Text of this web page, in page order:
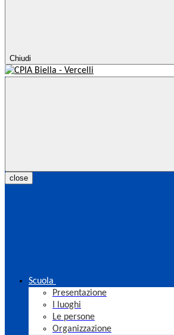
Chiudi
close
Scuola
Presentazione
I luoghi
Le persone
Organizzazione